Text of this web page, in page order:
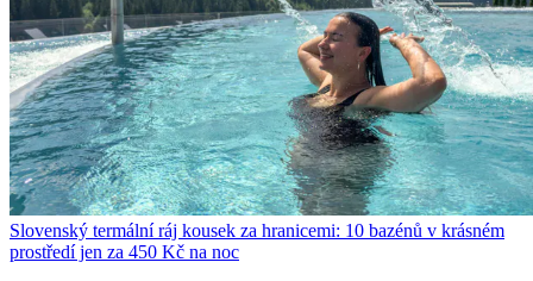
Slovenský termální ráj kousek za hranicemi: 10 bazénů v krásném
prostředí jen za 450 Kč na noc